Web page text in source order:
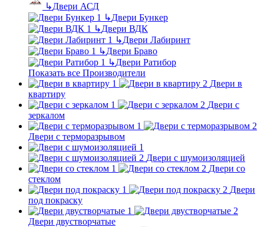
↳Двери АСД
↳Двери Бункер
↳Двери ВДК
↳Двери Лабиринт
↳Двери Браво
↳Двери Ратибор
Показать все Производители
Двери в
квартиру
Двери с
зеркалом
Двери с терморазрывом
Двери с шумоизоляцией
Двери со
стеклом
Двери
под покраску
Двери двустворчатые